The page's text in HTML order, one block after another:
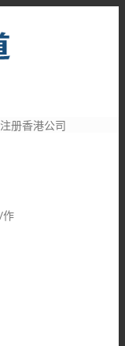
注册香港公司
/作